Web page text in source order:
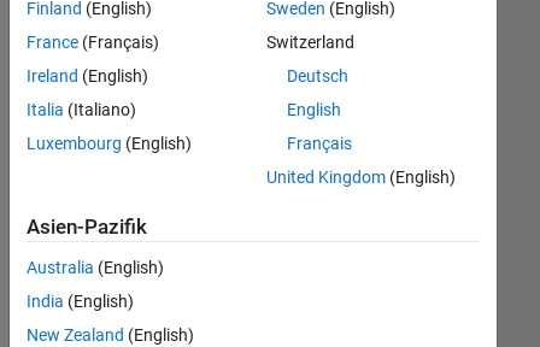
in
Ihrer
Region
Account
Manager -
Commercial
(m/f/d)
DE-München
Finland (English)
France (Français)
Ireland (English)
Italia (Italiano)
Luxembourg (English)
Sweden (English)
Switzerland
Deutsch
English
Français
United Kingdom(English)
Asien-Pazifik
Australia (English)
India (English)
New Zealand (English)